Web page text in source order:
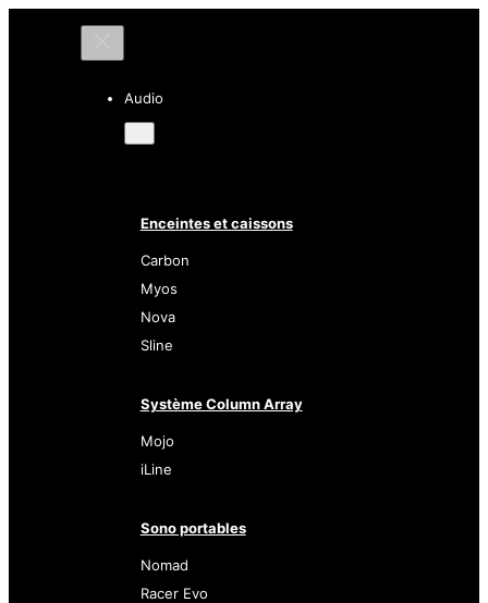
Audio
Enceintes et caissons
Carbon
Myos
Nova
Sline
Système Column Array
Mojo
iLine
Sono portables
Nomad
Racer Evo